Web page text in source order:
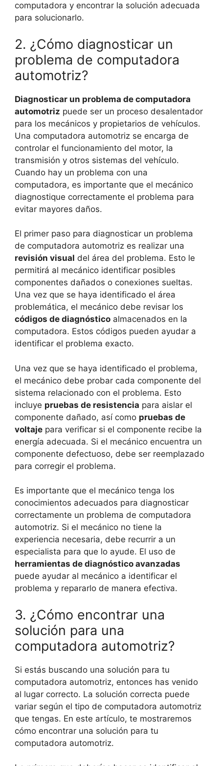
computadora y encontrar la solución adecuada
para solucionarlo.
2. ¿Cómo diagnosticar un
problema de computadora
automotriz?
Diagnosticar un problema de computadora
automotriz puede ser un proceso desalentador
para los mecánicos y propietarios de vehículos.
Una computadora automotriz se encarga de
controlar el funcionamiento del motor, la
transmisión y otros sistemas del vehículo.
Cuando hay un problema con una
computadora, es importante que el mecánico
diagnostique correctamente el problema para
evitar mayores daños.
El primer paso para diagnosticar un problema
de computadora automotriz es realizar una
revisión visual del área del problema. Esto le
permitirá al mecánico identificar posibles
componentes dañados o conexiones sueltas.
Una vez que se haya identificado el área
problemática, el mecánico debe revisar los
códigos de diagnóstico almacenados en la
computadora. Estos códigos pueden ayudar a
identificar el problema exacto.
Una vez que se haya identificado el problema,
el mecánico debe probar cada componente del
sistema relacionado con el problema. Esto
incluye pruebas de resistencia para aislar el
componente dañado, así como pruebas de
voltaje para verificar si el componente recibe la
energía adecuada. Si el mecánico encuentra un
componente defectuoso, debe ser reemplazado
para corregir el problema.
Es importante que el mecánico tenga los
conocimientos adecuados para diagnosticar
correctamente un problema de computadora
automotriz. Si el mecánico no tiene la
experiencia necesaria, debe recurrir a un
especialista para que lo ayude. El uso de
herramientas de diagnóstico avanzadas
puede ayudar al mecánico a identificar el
problema y repararlo de manera efectiva.
3. ¿Cómo encontrar una
solución para una
computadora automotriz?
Si estás buscando una solución para tu
computadora automotriz, entonces has venido
al lugar correcto. La solución correcta puede
variar según el tipo de computadora automotriz
que tengas. En este artículo, te mostraremos
cómo encontrar una solución para tu
computadora automotriz.